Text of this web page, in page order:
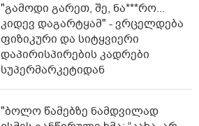
"გამოდი გარეთ, შე, ნა***რო...
კიდევ დაგარტყამ" - ვრცელდება
ფიზიკური და სიტყვიერი
დაპირისპირების კადრები
სუპერმარკეტიდან
"ბოლო წამებზე ნამდვილად